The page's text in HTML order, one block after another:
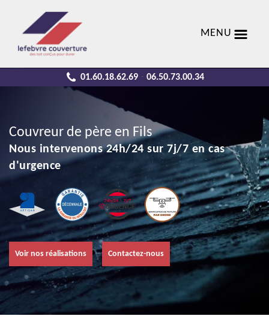
MENU
01.60.18.62.69 - 06.50.73.00.34
Couvreur de père en Fils
Nous intervenons 24h/24 sur 7j/7 en cas
d'urgence
Voir nos réalisations Contactez-nous